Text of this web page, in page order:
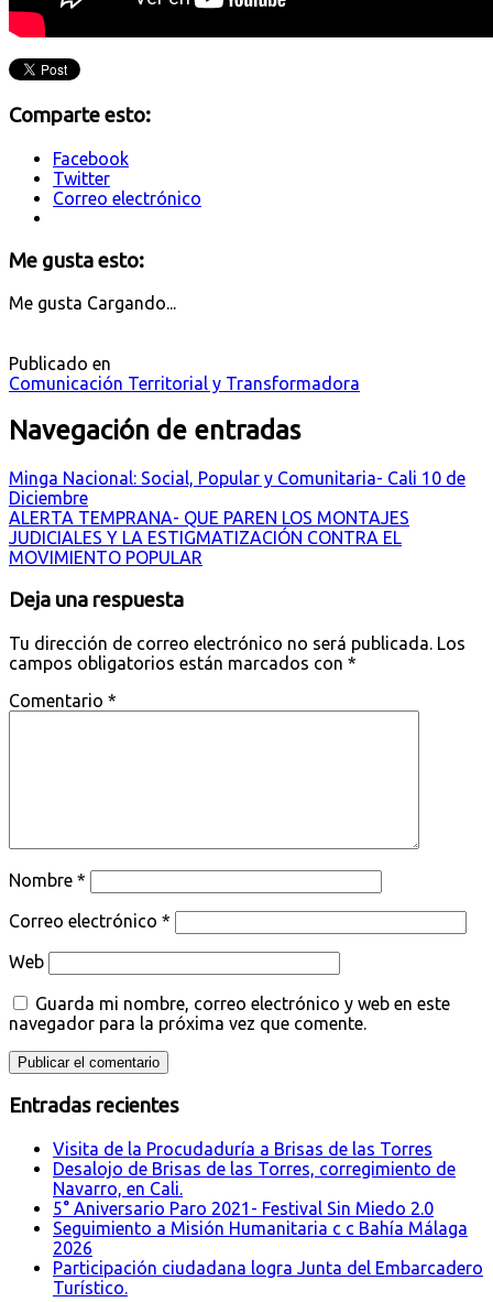
Comparte esto:
Facebook
Twitter
Correo electrónico
Me gusta esto:
Me gusta Cargando...
Publicado en
Comunicación Territorial y Transformadora
Navegación de entradas
Minga Nacional: Social, Popular y Comunitaria- Cali 10 de
Diciembre
ALERTA TEMPRANA- QUE PAREN LOS MONTAJES
JUDICIALES Y LA ESTIGMATIZACIÓN CONTRA EL
MOVIMIENTO POPULAR
Deja una respuesta
Tu dirección de correo electrónico no será publicada. Los
campos obligatorios están marcados con *
Comentario *
Nombre *
Correo electrónico *
Web
Guarda mi nombre, correo electrónico y web en este
navegador para la próxima vez que comente.
Entradas recientes
Visita de la Procudaduría a Brisas de las Torres
Desalojo de Brisas de las Torres, corregimiento de
Navarro, en Cali.
5° Aniversario Paro 2021- Festival Sin Miedo 2.0
Seguimiento a Misión Humanitaria c c Bahía Málaga
2026
Participación ciudadana logra Junta del Embarcadero
Turístico.